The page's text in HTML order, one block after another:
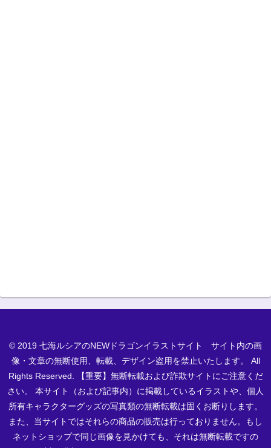
© 2019 七海ルシアのNEWドラゴンイラストサイト サイト内の画
像・文章の無断使用、転載、デザイン盗用を禁止いたします。 All
Rights Reserved. 【重要】無断転載および詐欺サイトにご注意くだ
さい。 本サイト（および記事内）に掲載しているイラストや、個人
所有キャラクターグッズの写真類の無断転載は固くお断りします。
また、当サイトではそれらの商品の販売は行っておりません。もし
ネットショップで同じ画像を見かけても、それは無断転載ですの